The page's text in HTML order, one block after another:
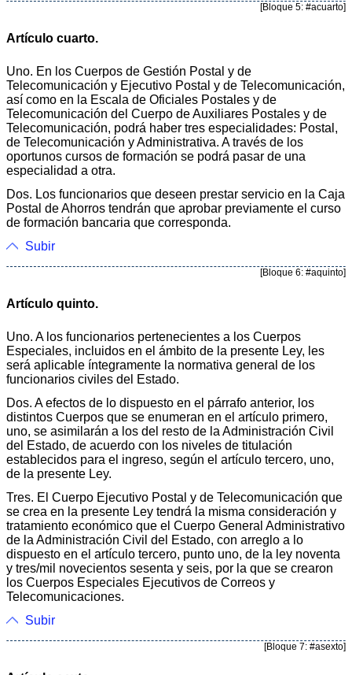
[Bloque 5: #acuarto]
Artículo cuarto.
Uno. En los Cuerpos de Gestión Postal y de
Telecomunicación y Ejecutivo Postal y de Telecomunicación,
así como en la Escala de Oficiales Postales y de
Telecomunicación del Cuerpo de Auxiliares Postales y de
Telecomunicación, podrá haber tres especialidades: Postal,
de Telecomunicación y Administrativa. A través de los
oportunos cursos de formación se podrá pasar de una
especialidad a otra.
Dos. Los funcionarios que deseen prestar servicio en la Caja
Postal de Ahorros tendrán que aprobar previamente el curso
de formación bancaria que corresponda.
Subir
[Bloque 6: #aquinto]
Artículo quinto.
Uno. A los funcionarios pertenecientes a los Cuerpos
Especiales, incluidos en el ámbito de la presente Ley, les
será aplicable íntegramente la normativa general de los
funcionarios civiles del Estado.
Dos. A efectos de lo dispuesto en el párrafo anterior, los
distintos Cuerpos que se enumeran en el artículo primero,
uno, se asimilarán a los del resto de la Administración Civil
del Estado, de acuerdo con los niveles de titulación
establecidos para el ingreso, según el artículo tercero, uno,
de la presente Ley.
Tres. El Cuerpo Ejecutivo Postal y de Telecomunicación que
se crea en la presente Ley tendrá la misma consideración y
tratamiento económico que el Cuerpo General Administrativo
de la Administración Civil del Estado, con arreglo a lo
dispuesto en el artículo tercero, punto uno, de la ley noventa
y tres/mil novecientos sesenta y seis, por la que se crearon
los Cuerpos Especiales Ejecutivos de Correos y
Telecomunicaciones.
Subir
[Bloque 7: #asexto]